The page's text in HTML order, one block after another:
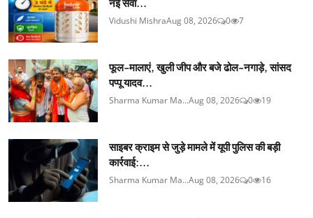
Vidushi MishraAug 08, 2026 0 7
फूल-मालाएं, खुली जीप और बजे ढोल-नगाड़े, सांसद
पप्पू यादव...
Sharma Kumar Ma...Aug 08, 2026 0 19
साइबर क्राइम से जुड़े मामले में यूपी पुलिस की बड़ी
कार्रवाई:...
Sharma Kumar Ma...Aug 08, 2026 0 16